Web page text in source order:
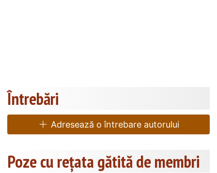
Întrebări
Adresează o întrebare autorului
Poze cu rețata gătită de membri